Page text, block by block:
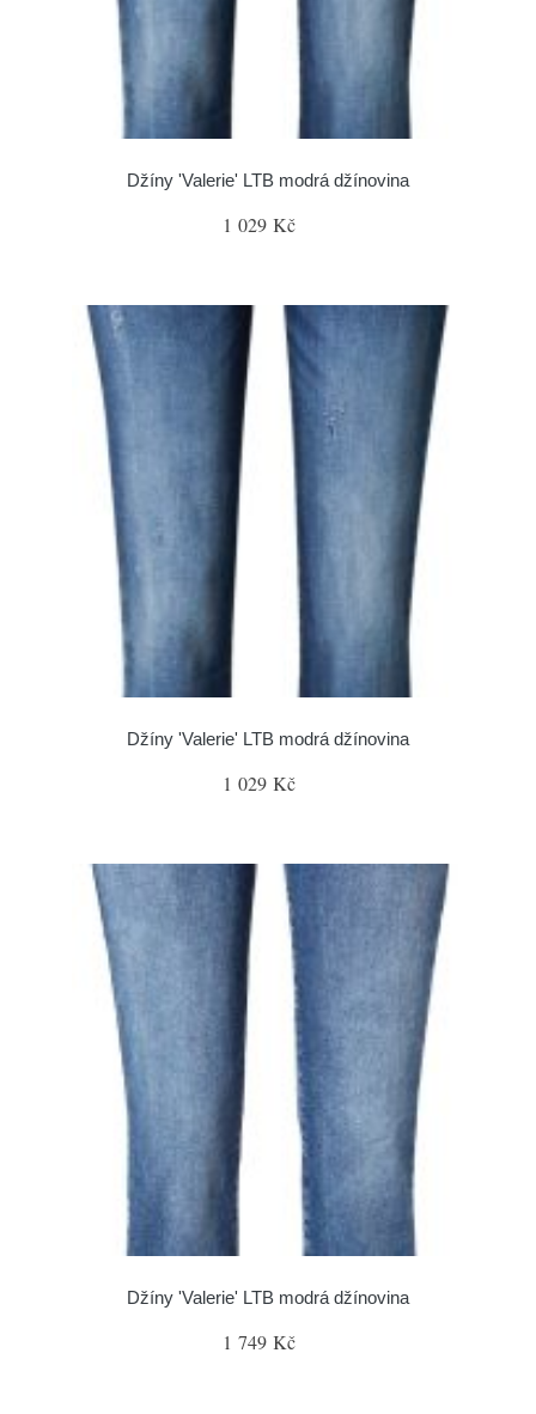
Džíny 'Valerie' LTB modrá džínovina
1 029 Kč
Džíny 'Valerie' LTB modrá džínovina
1 029 Kč
Džíny 'Valerie' LTB modrá džínovina
1 749 Kč